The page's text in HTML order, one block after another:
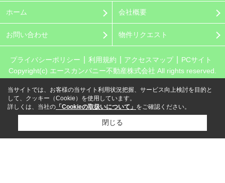
ホーム 会社概要
お問い合わせ 物件リクエスト
プライバシーポリシー 利用規約 アクセスマップ
PCサイト
Copyright(c) エースカンパニー不動産株式会社 All rights reserved.
当サイトでは、お客様の当サイト利用状況把握、サービス向上検討を目的と
して、クッキー（Cookie）を使用しています。
詳しくは、当社の 「Cookieの取扱いについて」 をご確認ください。
閉じる